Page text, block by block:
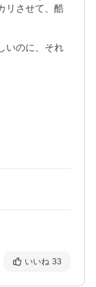
リさせて、酷
いのに、それ
いいね 33